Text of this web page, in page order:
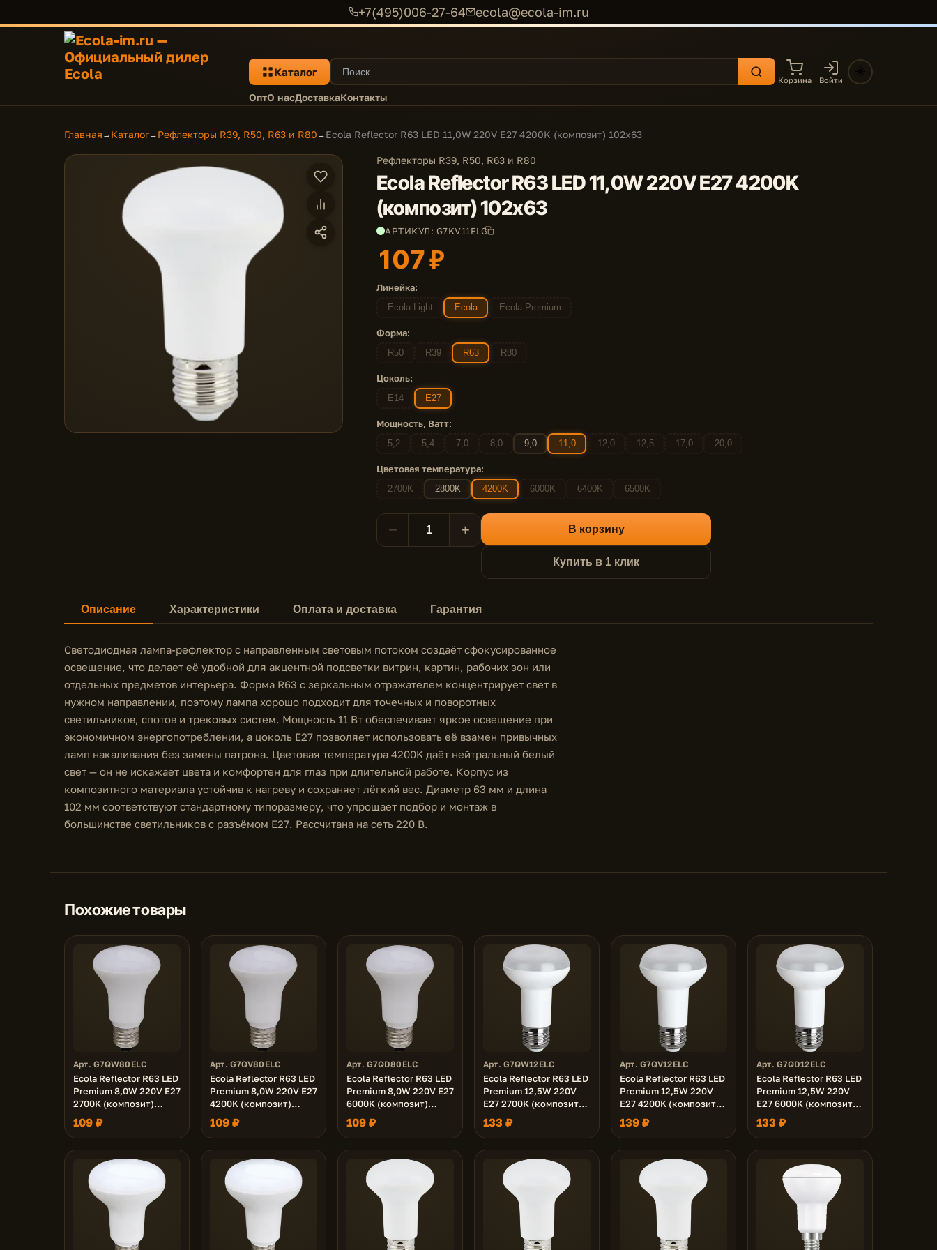
+7(495)006-27-64 ecola@ecola-im.ru
Каталог
Корзина Войти
ОптО насДоставкаКонтакты
Главная → Каталог→ Рефлекторы R39, R50, R63 и R80 → Ecola Reflector R63 LED 11,0W 220V E27 4200K (композит) 102x63
Рефлекторы R39, R50, R63 и R80
Ecola Reflector R63 LED 11,0W 220V E27 4200K
(композит) 102x63
АРТИКУЛ: G7KV11ELC
107 ₽
Линейка:
Ecola Light Ecola Ecola Premium
Форма:
R50 R39 R63 R80
Цоколь:
E14 E27
Мощность, Ватт:
5,2 5,4 7,0 8,0 9,0 11,0 12,0 12,5 17,0 20,0
Цветовая температура:
2700K 2800K 4200K 6000K 6400K 6500K
− + В корзину
Купить в 1 клик
Описание Характеристики Оплата и доставка Гарантия
Светодиодная лампа-рефлектор с направленным световым потоком создаёт сфокусированное
освещение, что делает её удобной для акцентной подсветки витрин, картин, рабочих зон или
отдельных предметов интерьера. Форма R63 с зеркальным отражателем концентрирует свет в
нужном направлении, поэтому лампа хорошо подходит для точечных и поворотных
светильников, спотов и трековых систем. Мощность 11 Вт обеспечивает яркое освещение при
экономичном энергопотреблении, а цоколь E27 позволяет использовать её взамен привычных
ламп накаливания без замены патрона. Цветовая температура 4200K даёт нейтральный белый
свет — он не искажает цвета и комфортен для глаз при длительной работе. Корпус из
композитного материала устойчив к нагреву и сохраняет лёгкий вес. Диаметр 63 мм и длина
102 мм соответствуют стандартному типоразмеру, что упрощает подбор и монтаж в
большинстве светильников с разъёмом E27. Рассчитана на сеть 220 В.
Похожие товары
Арт. G7QW80ELC
Ecola Reflector R63 LED
Premium 8,0W 220V E27
2700K (композит)
102x63
109 ₽
Арт. G7QV80ELC
Ecola Reflector R63 LED
Premium 8,0W 220V E27
4200K (композит)
102x63
109 ₽
Арт. G7QD80ELC
Ecola Reflector R63 LED
Premium 8,0W 220V E27
6000K (композит)
102x63
109 ₽
Арт. G7QW12ELC
Ecola Reflector R63 LED
Premium 12,5W 220V
E27 2700K (композит)
102x63
133 ₽
Арт. G7QV12ELC
Ecola Reflector R63 LED
Premium 12,5W 220V
E27 4200K (композит)
102x63
139 ₽
Арт. G7QD12ELC
Ecola Reflector R63 LED
Premium 12,5W 220V
E27 6000K (композит)
102x63
133 ₽